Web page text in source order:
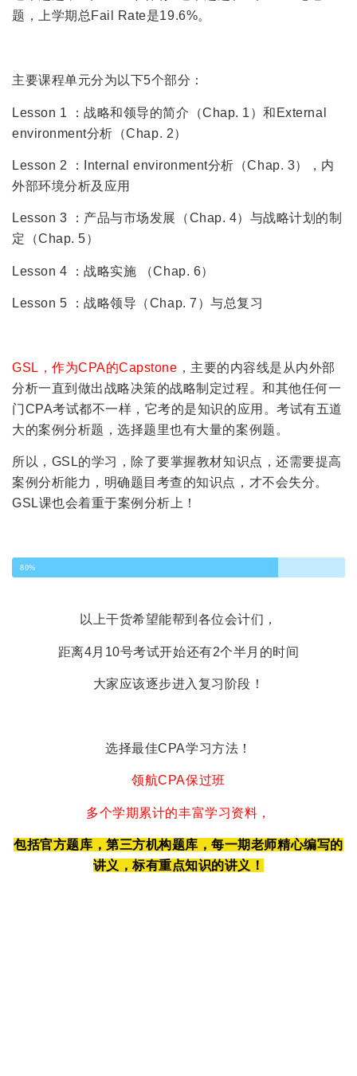
题，上学期总Fail Rate是19.6%。
主要课程单元分为以下5个部分：
Lesson 1 ：战略和领导的简介（Chap. 1）和External
environment分析（Chap. 2）
Lesson 2 ：Internal environment分析（Chap. 3），内
外部环境分析及应用
Lesson 3 ：产品与市场发展（Chap. 4）与战略计划的制
定（Chap. 5）
Lesson 4 ：战略实施 （Chap. 6）
Lesson 5 ：战略领导（Chap. 7）与总复习
GSL，作为CPA的Capstone ，主要的内容线是从内外部
分析一直到做出战略决策的战略制定过程。和其他任何一
门CPA考试都不一样，它考的是知识的应用。考试有五道
大的案例分析题，选择题里也有大量的案例题。
所以，GSL的学习，除了要掌握教材知识点，还需要提高
案例分析能力，明确题目考查的知识点，才不会失分。
GSL课也会着重于案例分析上！
80%
以上干货希望能帮到各位会计们，
距离4月10号考试开始还有2个半月的时间
大家应该逐步进入复习阶段！
选择最佳CPA学习方法！
领航CPA保过班
多个学期累计的丰富学习资料，
包括官方题库，第三方机构题库，每一期老师精心编写的
讲义，标有重点知识的讲义！